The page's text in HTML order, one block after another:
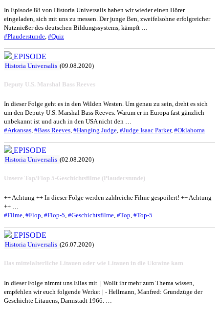
In Episode 88 von Historia Universalis haben wir wieder einen Hörer
eingeladen, sich mit uns zu messen. Der junge Ben, zweifelsohne erfolgreicher
Nutznießer des deutschen Bildungssystems, kämpft …
#Plauderstunde, #Quiz
EPISODE
Historia Universalis (09.08.2020)
Deputy U.S. Marshal Bass Reeves
In dieser Folge geht es in den Wilden Westen. Um genau zu sein, dreht es sich
um den Deputy U.S. Marshal Bass Reeves. Warum er in Europa fast gänzlich
unbekannt ist und auch in den USA nicht den …
#Arkansas, #Bass Reeves, #Hanging Judge, #Judge Isaac Parker, #Oklahoma
EPISODE
Historia Universalis (02.08.2020)
Unsere Top/Flop 5-Geschichtsfilme (Plauderstunde)
++ Achtung ++ In dieser Folge werden zahlreiche Filme gespoilert! ++ Achtung
++ …
#Filme, #Flop, #Flop-5, #Geschichtsfilme, #Top, #Top-5
EPISODE
Historia Universalis (26.07.2020)
Das mittelalterliche Litauen oder wie Litauen in die Ukraine kam
In dieser Folge nimmt uns Elias mit | Wollt ihr mehr zum Thema wissen,
empfehlen wir euch folgende Werke: | - Hellmann, Manfred: Grundzüge der
Geschichte Litauens, Darmstadt 1966. …